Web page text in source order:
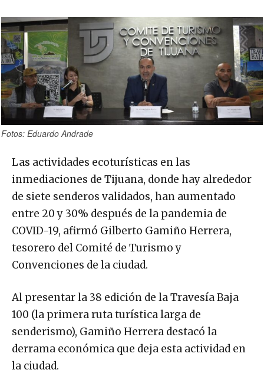
Fotos: Eduardo Andrade
Las actividades ecoturísticas en las
inmediaciones de Tijuana, donde hay alrededor
de siete senderos validados, han aumentado
entre 20 y 30% después de la pandemia de
COVID-19, afirmó Gilberto Gamiño Herrera,
tesorero del Comité de Turismo y
Convenciones de la ciudad.
Al presentar la 38 edición de la Travesía Baja
100 (la primera ruta turística larga de
senderismo), Gamiño Herrera destacó la
derrama económica que deja esta actividad en
la ciudad.